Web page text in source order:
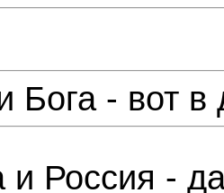
Бога - вот
Россия -